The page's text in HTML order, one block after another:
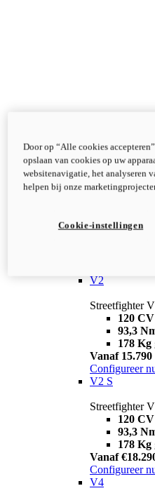
V2
Streetfighter
120 CV
93,3
178 Kg
Vanaf 15.790
Configureer
V2 S
Streetfighter
120 CV
93,3
178 Kg
Vanaf
Configureer
V4
Door op “Alle cookies
opslaan van cookies op uw
websitenavigatie, het analyseren
helpen bij onze
Cookie-instellingen